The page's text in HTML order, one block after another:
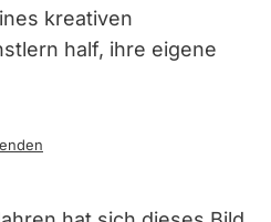
kreativen
half, ihre eigene